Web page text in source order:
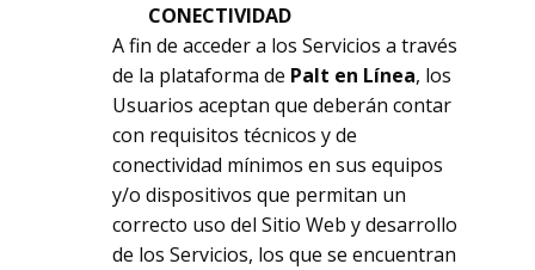
CONECTIVIDAD
A fin de acceder a los Servicios a través
de la plataforma de Palt en Línea, los
Usuarios aceptan que deberán contar
con requisitos técnicos y de
conectividad mínimos en sus equipos
y/o dispositivos que permitan un
correcto uso del Sitio Web y desarrollo
de los Servicios, los que se encuentran